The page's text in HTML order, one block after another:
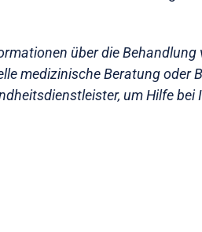
über die Behandlung
medizinische Beratung oder
um Hilfe bei